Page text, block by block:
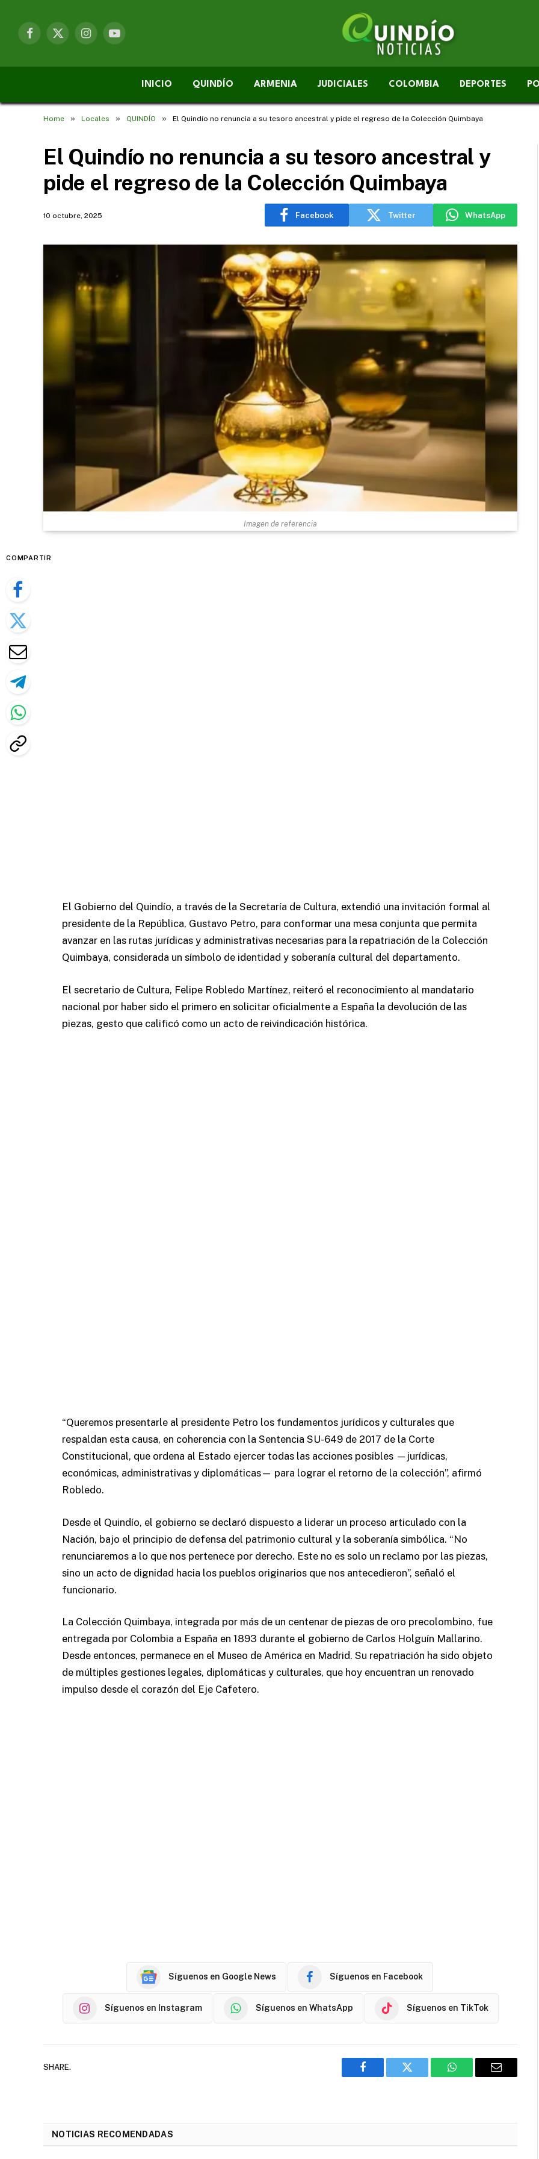
Facebook
X
InstagramYouTube
INICIO QUINDÍO ARMENIA JUDICIALES COLOMBIA DEPORTES
Home » Locales » QUINDÍO » El Quindío no renuncia a su tesoro ancestral y pide el regreso de la Colección Quimbaya
El Quindío no renuncia a su tesoro ancestral y
pide el regreso de la Colección Quimbaya
10 octubre, 2025 Facebook Twitter WhatsApp
Imagen de referencia
COMPARTIR
El Gobierno del Quindío, a través de la Secretaría de Cultura, extendió una invitación formal al
presidente de la República, Gustavo Petro, para conformar una mesa conjunta que permita
avanzar en las rutas jurídicas y administrativas necesarias para la repatriación de la Colección
Quimbaya, considerada un símbolo de identidad y soberanía cultural del departamento.
El secretario de Cultura, Felipe Robledo Martínez, reiteró el reconocimiento al mandatario
nacional por haber sido el primero en solicitar oficialmente a España la devolución de las
piezas, gesto que calificó como un acto de reivindicación histórica.
“Queremos presentarle al presidente Petro los fundamentos jurídicos y culturales que
respaldan esta causa, en coherencia con la Sentencia SU-649 de 2017 de la Corte
Constitucional, que ordena al Estado ejercer todas las acciones posibles —jurídicas,
económicas, administrativas y diplomáticas— para lograr el retorno de la colección”, afirmó
Robledo.
Desde el Quindío, el gobierno se declaró dispuesto a liderar un proceso articulado con la
Nación, bajo el principio de defensa del patrimonio cultural y la soberanía simbólica. “No
renunciaremos a lo que nos pertenece por derecho. Este no es solo un reclamo por las piezas,
sino un acto de dignidad hacia los pueblos originarios que nos antecedieron”, señaló el
funcionario.
La Colección Quimbaya, integrada por más de un centenar de piezas de oro precolombino, fue
entregada por Colombia a España en 1893 durante el gobierno de Carlos Holguín Mallarino.
Desde entonces, permanece en el Museo de América en Madrid. Su repatriación ha sido objeto
de múltiples gestiones legales, diplomáticas y culturales, que hoy encuentran un renovado
impulso desde el corazón del Eje Cafetero.
Síguenos en Google News Síguenos en Facebook
Síguenos en Instagram Síguenos en WhatsApp Síguenos en TikTok
SHARE.
Facebook Twitter WhatsAppEmail
NOTICIAS RECOMENDADAS